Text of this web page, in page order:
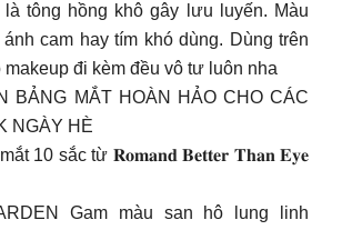
là tông hồng khô gây lưu luyến. Màu
cam hay tím khó dùng. Dùng trên
makeup đi kèm đều vô tư luôn nha
BẢNG MẮT HOÀN HẢO CHO CÁC
NGÀY HÈ
10 sắc từ 𝐑𝐨𝐦𝐚𝐧𝐝 𝐁𝐞𝐭𝐭𝐞𝐫 𝐓𝐡𝐚𝐧 𝐄𝐲𝐞
Gam màu san hô lung linh